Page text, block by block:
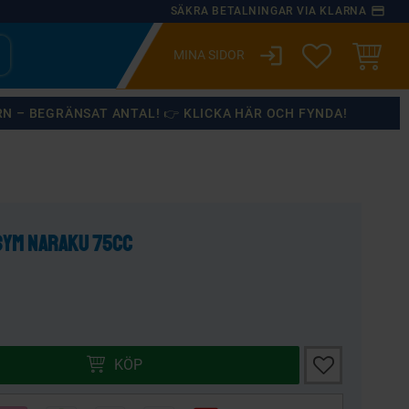
SÄKRA BETALNINGAR VIA KLARNA payment
login ÖNSKELISTA
– BEGRÄNSAT ANTAL! 👉 KLICKA HÄR OCH FYNDA!
Naraku 75cc
KÖP Lägg till i